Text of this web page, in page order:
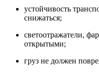
устойчивость
снижаться;
светоотражатели,
открытыми;
груз не должен